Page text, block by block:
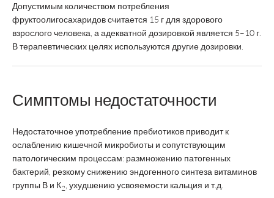
Допустимым количеством потребления
фруктоолигосахаридов считается 15 г для здорового
взрослого человека, а адекватной дозировкой является 5–10 г.
В терапевтических целях используются другие дозировки.
Симптомы недостаточности
Недостаточное употребление пребиотиков приводит к
ослаблению кишечной микробиоты и сопутствующим
патологическим процессам: размножению патогенных
бактерий, резкому снижению эндогенного синтеза витаминов
группы В и К2 , ухудшению усвояемости кальция и т.д.